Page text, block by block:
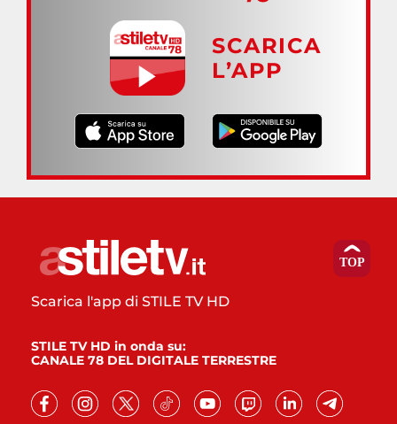
SCARICA
L’APP
Scarica l'app di STILE TV HD
STILE TV HD in onda su:
CANALE 78 DEL DIGITALE TERRESTRE